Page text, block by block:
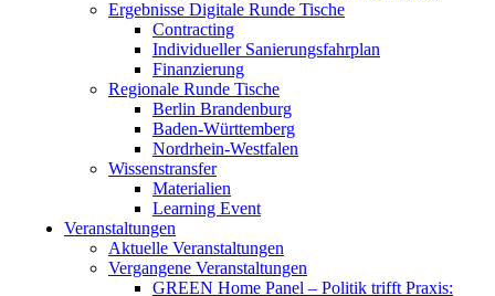
Ergebnisse Digitale Runde Tische
Contracting
Individueller Sanierungsfahrplan
Finanzierung
Regionale Runde Tische
Berlin Brandenburg
Baden-Württemberg
Nordrhein-Westfalen
Wissenstransfer
Materialien
Learning Event
Veranstaltungen
Aktuelle Veranstaltungen
Vergangene Veranstaltungen
GREEN Home Panel – Politik trifft Praxis: